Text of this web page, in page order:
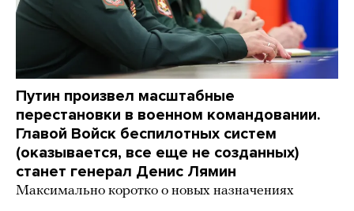
Путин произвел масштабные
перестановки в военном командовании.
Главой Войск беспилотных систем
(оказывается, все еще не созданных)
станет генерал Денис Лямин
Максимально коротко о новых назначениях